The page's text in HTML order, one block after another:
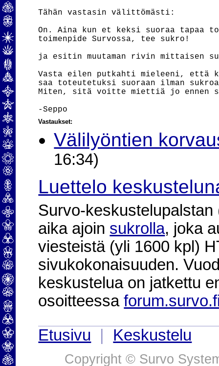
Tähän vastasin välittömästi:
On. Aina kun et keksi suoraa tapaa
toimenpide Survossa, tee sukro!
ja esitin muutaman rivin mittaisen
Vasta eilen putkahti mieleeni, että
saa toteutetuksi suoraan ilman sukroa
Miten, sitä voitte miettiä jo ennen
Vastaukset:
Välilyöntien
16:34)
Luettelo
Survo-
aika ajoin sukrolla, joka
viesteistä (yli 1600 kpl)
sivukokonaisuuden.
keskustelua on jatkettu
osoitteessa
Etusivu
Keskustelu
Copyright © Survo